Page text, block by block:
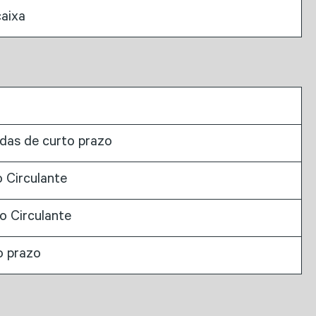
de curto prazo
Circulante
Circulante
prazo